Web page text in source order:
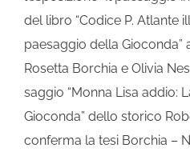
del libro “Codice P. Atlante
paesaggio della
Rosetta Borchia e Olivia
saggio “Monna Lisa addio:
Gioconda” dello storico
conferma la tesi Borchia –